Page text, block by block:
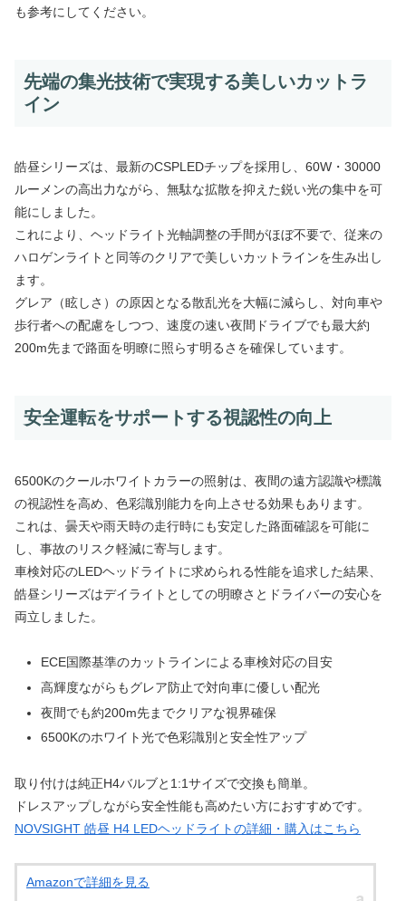
も参考にしてください。
先端の集光技術で実現する美しいカットラ
イン
皓昼シリーズは、最新のCSPLEDチップを採用し、60W・30000
ルーメンの高出力ながら、無駄な拡散を抑えた鋭い光の集中を可
能にしました。
これにより、ヘッドライト光軸調整の手間がほぼ不要で、従来の
ハロゲンライトと同等のクリアで美しいカットラインを生み出し
ます。
グレア（眩しさ）の原因となる散乱光を大幅に減らし、対向車や
歩行者への配慮をしつつ、速度の速い夜間ドライブでも最大約
200m先まで路面を明瞭に照らす明るさを確保しています。
安全運転をサポートする視認性の向上
6500Kのクールホワイトカラーの照射は、夜間の遠方認識や標識
の視認性を高め、色彩識別能力を向上させる効果もあります。
これは、曇天や雨天時の走行時にも安定した路面確認を可能に
し、事故のリスク軽減に寄与します。
車検対応のLEDヘッドライトに求められる性能を追求した結果、
皓昼シリーズはデイライトとしての明瞭さとドライバーの安心を
両立しました。
ECE国際基準のカットラインによる車検対応の目安
高輝度ながらもグレア防止で対向車に優しい配光
夜間でも約200m先までクリアな視界確保
6500Kのホワイト光で色彩識別と安全性アップ
取り付けは純正H4バルブと1:1サイズで交換も簡単。
ドレスアップしながら安全性能も高めたい方におすすめです。
NOVSIGHT 皓昼 H4 LEDヘッドライトの詳細・購入はこちら
Amazonで詳細を見る